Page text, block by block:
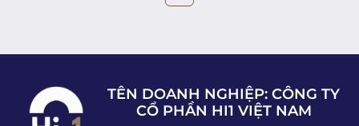
TÊN DOANH NGHIỆP: CÔNG TY
CỔ PHẦN HI1 VIỆT NAM